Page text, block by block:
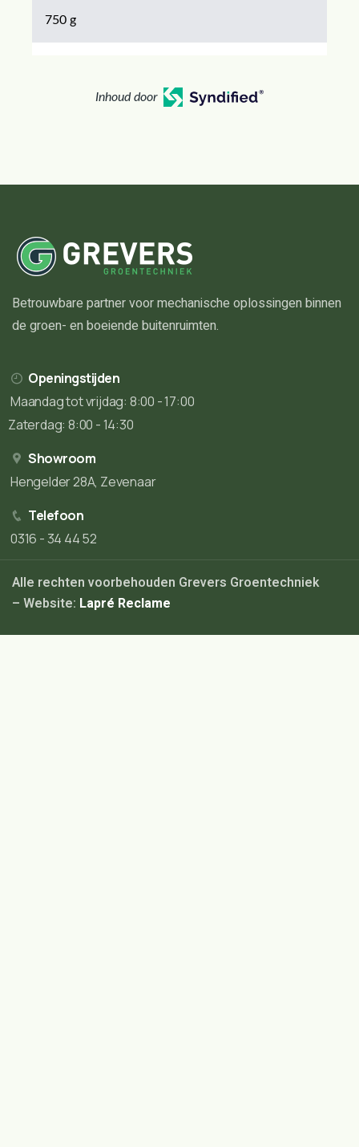
750 g
Inhoud door
Betrouwbare partner voor mechanische oplossingen binnen
de groen- en boeiende buitenruimten.
Openingstijden
Maandag tot vrijdag: 8:00 - 17:00
Zaterdag: 8:00 - 14:30
Showroom
Hengelder 28A, Zevenaar
Telefoon
0316 - 34 44 52
Alle rechten voorbehouden Grevers Groentechniek
– Website: Lapré Reclame